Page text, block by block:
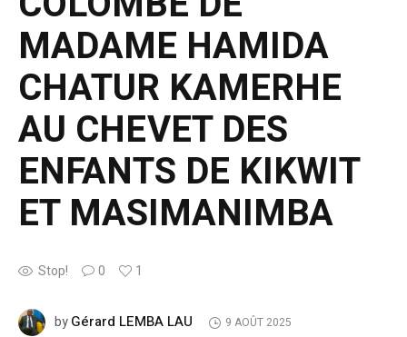
MADAME HAMIDA
CHATUR KAMERHE
AU CHEVET DES
ENFANTS DE KIKWIT
ET MASIMANIMBA
Stop! 0 1
byGérard LEMBA LAU 9 AOÛT 2025